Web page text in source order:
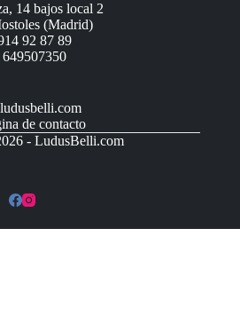
14 bajos local 2
(Madrid)
92 87 89
de contacto
- LudusBelli.com